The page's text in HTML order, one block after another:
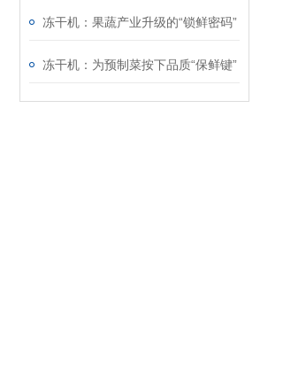
冻干机：果蔬产业升级的“锁鲜密码”
冻干机：为预制菜按下品质“保鲜键”